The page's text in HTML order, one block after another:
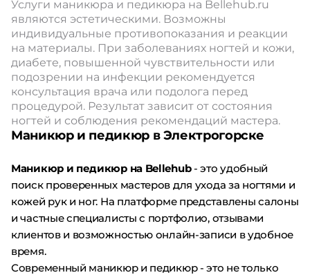
Услуги маникюра и педикюра на Bellehub.ru
являются эстетическими. Возможны
индивидуальные противопоказания и реакции
на материалы. При заболеваниях ногтей и кожи,
диабете, повышенной чувствительности или
подозрении на инфекции рекомендуется
консультация врача или подолога перед
процедурой. Результат зависит от состояния
ногтей и соблюдения рекомендаций мастера.
Маникюр и педикюр в Электрогорске
Маникюр и педикюр на Bellehub- это удобный
поиск проверенных мастеров для ухода за ногтями и
кожей рук и ног. На платформе представлены салоны
и частные специалисты с портфолио, отзывами
клиентов и возможностью онлайн-записи в удобное
время.
Современный маникюр и педикюр - это не только